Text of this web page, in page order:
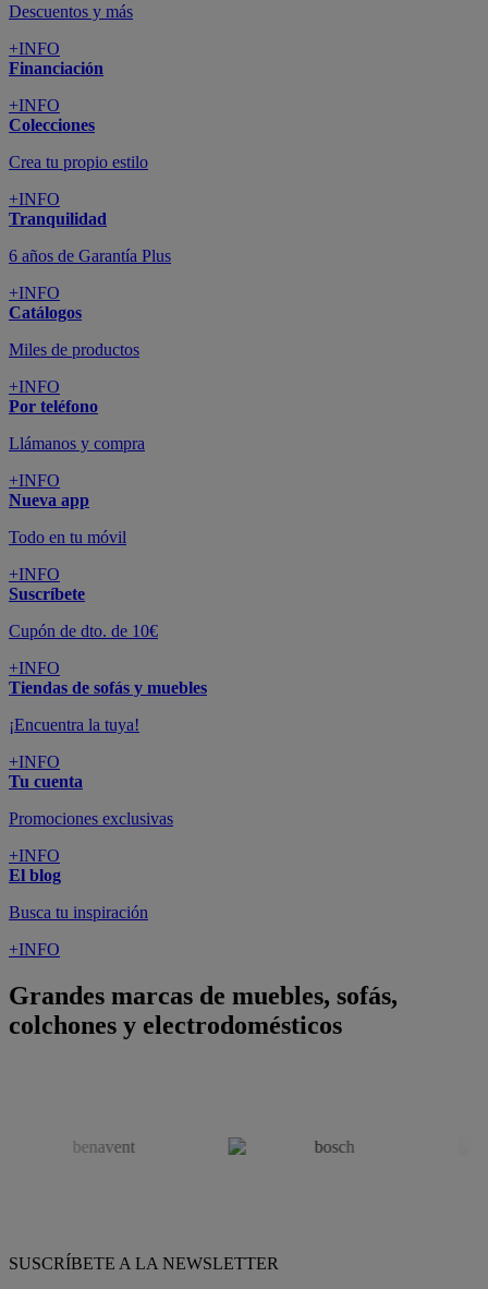
Descuentos y más
+INFO
Financiación
+INFO
Colecciones
Crea tu propio estilo
+INFO
Tranquilidad
6 años de Garantía Plus
+INFO
Catálogos
Miles de productos
+INFO
Por teléfono
Llámanos y compra
+INFO
Nueva app
Todo en tu móvil
+INFO
Suscríbete
Cupón de dto. de 10€
+INFO
Tiendas de sofás y muebles
¡Encuentra la tuya!
+INFO
Tu cuenta
Promociones exclusivas
+INFO
El blog
Busca tu inspiración
+INFO
Grandes marcas de muebles, sofás,
colchones y electrodomésticos
SUSCRÍBETE A LA NEWSLETTER